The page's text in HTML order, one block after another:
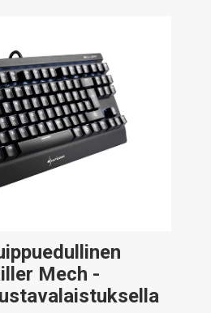
Mech -